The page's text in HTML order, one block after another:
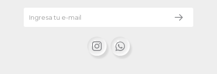
 